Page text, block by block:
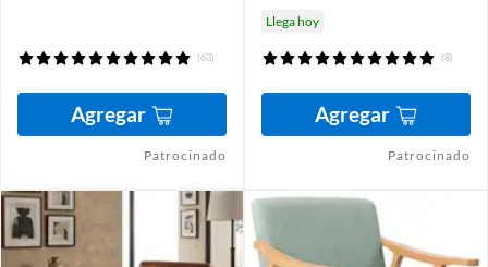
(63)
Agregar
Patrocinado
Llega hoy
(8)
Agregar
Patrocinado